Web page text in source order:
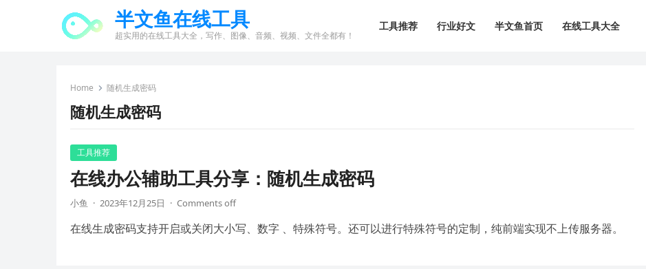
半文鱼在线工具
超实用的在线工具大全，写作、图像、音频、视频、文件全都有！
工具推荐 行业好文 半文鱼首页 在线工具大全
Home 随机生成密码
随机生成密码
工具推荐
在线办公辅助工具分享：随机生成密码
小鱼 · 2023年12月25日 · Comments off
在线生成密码支持开启或关闭大小写、数字 、特殊符号。还可以进行特殊符号的定制，纯前端实现不上传服务器。